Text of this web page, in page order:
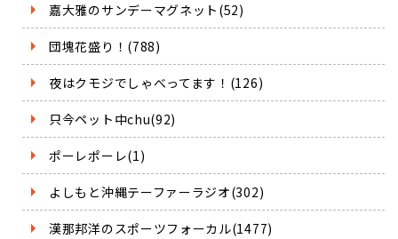
嘉大雅のサンデーマグネット(52)
団塊花盛り！(788)
夜はクモジでしゃべってます！(126)
只今ペット中chu(92)
ポーレポーレ(1)
よしもと沖縄テーファーラジオ(302)
漢那邦洋のスポーツフォーカル(1477)